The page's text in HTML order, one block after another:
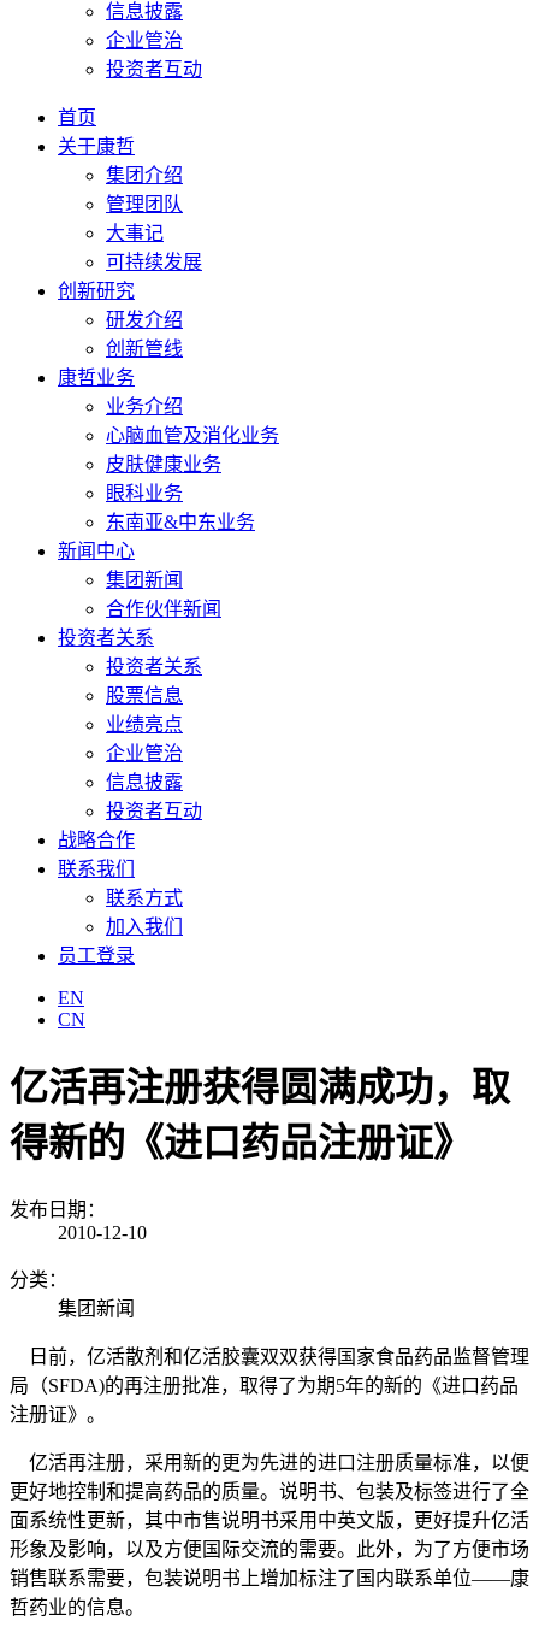
信息披露
企业管治
投资者互动
首页
关于康哲
集团介绍
管理团队
大事记
可持续发展
创新研究
研发介绍
创新管线
康哲业务
业务介绍
心脑血管及消化业务
皮肤健康业务
眼科业务
东南亚&中东业务
新闻中心
集团新闻
合作伙伴新闻
投资者关系
投资者关系
股票信息
业绩亮点
企业管治
信息披露
投资者互动
战略合作
联系我们
联系方式
加入我们
员工登录
EN
CN
亿活再注册获得圆满成功，取
得新的《进口药品注册证》
发布日期：
2010-12-10
分类：
集团新闻
日前，亿活散剂和亿活胶囊双双获得国家食品药品监督管理
局（SFDA)的再注册批准，取得了为期5年的新的《进口药品
注册证》。
亿活再注册，采用新的更为先进的进口注册质量标准，以便
更好地控制和提高药品的质量。说明书、包装及标签进行了全
面系统性更新，其中市售说明书采用中英文版，更好提升亿活
形象及影响，以及方便国际交流的需要。此外，为了方便市场
销售联系需要，包装说明书上增加标注了国内联系单位――康
哲药业的信息。